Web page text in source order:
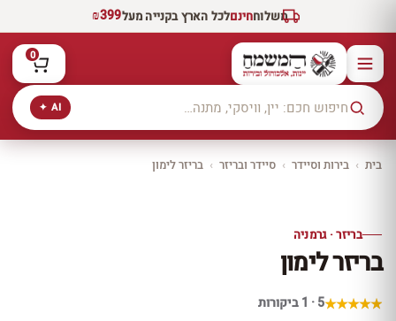
משלוחחינםלכל הארץ בקנייה מעל₪399
AI ✦
0
בית › בירות וסיידר › סיידר ובריזר › בריזר לימון
10% הנחה
עכשיו ב-10% הנחה
בריזר · גרמניה
בריזר לימון
5 · 1 ביקורות